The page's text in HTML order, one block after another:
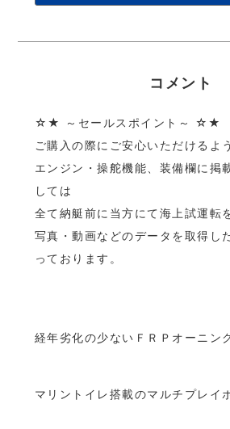
コメント
☆★ ～セールスポイント～ ☆★
ご購入の際にご安心いただけるよ
エンジン・操舵機能、装備欄に掲
しては
全て納艇前に当方にて海上試運転
写真・動画などのデータを取得し
っております。
経年劣化の少ないＦＲＰオーニン
マリントイレ搭載のマルチプレイ